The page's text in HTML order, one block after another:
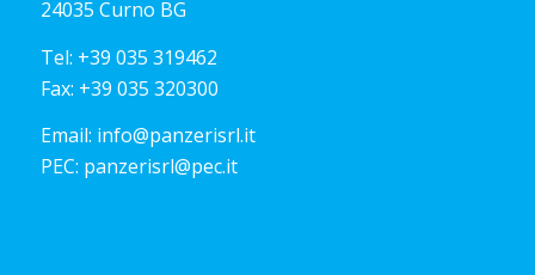
24035 Curno BG
Tel: +39 035 319462
Fax: +39 035 320300
Email: info@panzerisrl.it
PEC: panzerisrl@pec.it